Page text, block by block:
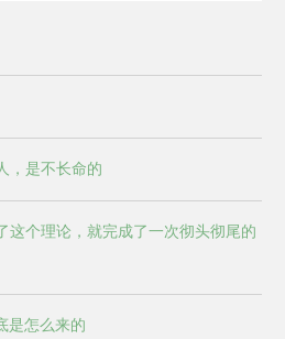
，是不长命的
这个理论，就完成了一次彻头彻尾的
是怎么来的